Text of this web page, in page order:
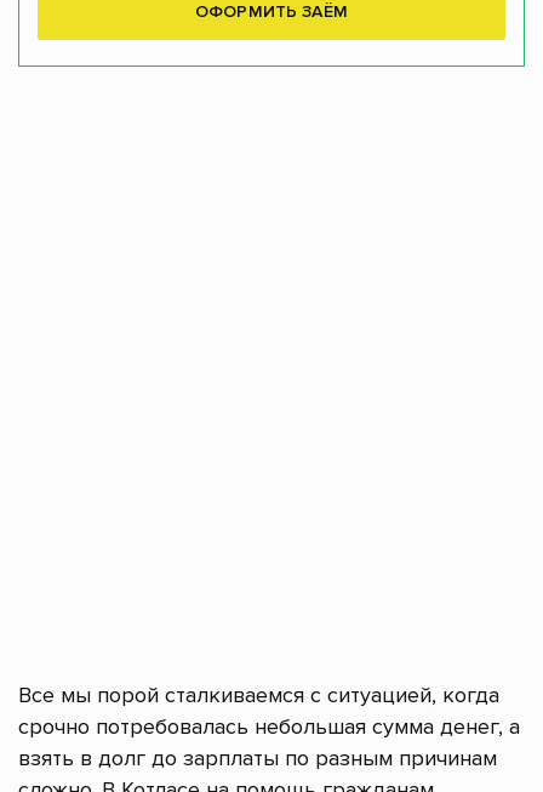
ОФОРМИТЬ ЗАЁМ
Все мы порой сталкиваемся с ситуацией, когда
срочно потребовалась небольшая сумма денег, а
взять в долг до зарплаты по разным причинам